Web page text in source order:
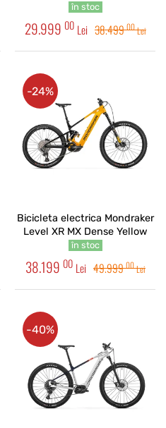
Orange
în stoc
29.999 00 Lei 38.49900Lei
Bicicleta electrica Mondraker
Level XR MX Dense Yellow
în stoc
38.199 00 Lei 49.99900Lei
-24%
-40%